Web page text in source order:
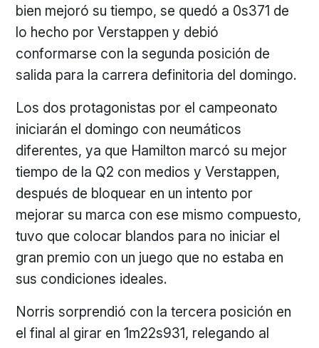
bien mejoró su tiempo, se quedó a 0s371 de
lo hecho por Verstappen y debió
conformarse con la segunda posición de
salida para la carrera definitoria del domingo.
Los dos protagonistas por el campeonato
iniciarán el domingo con neumáticos
diferentes, ya que Hamilton marcó su mejor
tiempo de la Q2 con medios y Verstappen,
después de bloquear en un intento por
mejorar su marca con ese mismo compuesto,
tuvo que colocar blandos para no iniciar el
gran premio con un juego que no estaba en
sus condiciones ideales.
Norris sorprendió con la tercera posición en
el final al girar en 1m22s931, relegando al